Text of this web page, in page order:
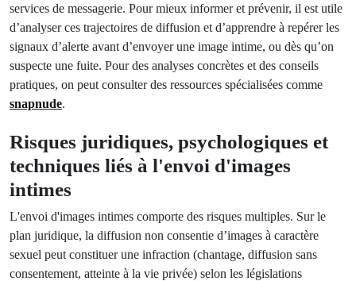
services de messagerie. Pour mieux informer et prévenir, il est utile
d’analyser ces trajectoires de diffusion et d’apprendre à repérer les
signaux d’alerte avant d’envoyer une image intime, ou dès qu’on
suspecte une fuite. Pour des analyses concrètes et des conseils
pratiques, on peut consulter des ressources spécialisées comme
snapnude.
Risques juridiques, psychologiques et
techniques liés à l'envoi d'images
intimes
L'envoi d'images intimes comporte des risques multiples. Sur le
plan juridique, la diffusion non consentie d’images à caractère
sexuel peut constituer une infraction (chantage, diffusion sans
consentement, atteinte à la vie privée) selon les législations